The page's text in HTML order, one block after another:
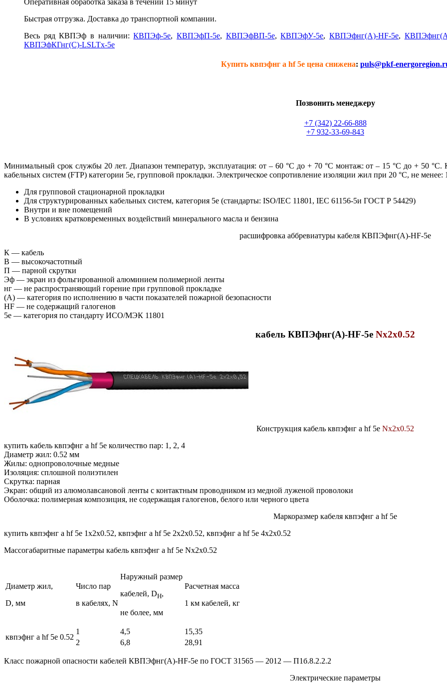
Быстрая отгрузка. Доставка до транспортной компании.
Весь ряд КВПЭф в наличии:КВПЭф-5е,КВПЭфП-5е, КВПЭфВП-5е,КВПЭфУ-5е,КВПЭфнг(А)-HF-5е,
КВПЭфКГнг(С)-LSLTx-5е
Купить квпэфнг а hf 5е цена снижена: puls@pkf-
Позвонить менеджеру
+7 (342) 22-66-888
+7 932-33-69-843
Минимальный срок службы 20 лет. Диапазон температур, эксплуатация: от – 60 °С до + 70 °С монтаж: от – 15 °С до + 50 °С.
кабельных систем (FTP) категории 5е, групповой прокладки. Электрическое сопротивление изоляции жил при 20 °C, не
Для групповой стационарной прокладки
Для структурированных кабельных систем, категория 5е (стандарты: ISO/IEC 11801, IEC 61156-5и ГОСТ Р 54429)
Внутри и вне помещений
В условиях кратковременных воздействий минерального масла и бензина
расшифровка аббревиатуры кабеля КВПЭфнг(А)-HF-5е
К — кабель
В — высокочастотный
П — парной скрутки
Эф — экран из фольгированной алюминием полимерной ленты
нг — не распространяющий горение при групповой прокладке
(А) — категория по исполнению в части показателей пожарной безопасности
HF — не содержащий галогенов
5е — категория по стандарту ИСО/МЭК 11801
кабель КВПЭфнг(А)-HF-5е Nx2x0.52
Конструкция кабель квпэфнг а hf 5е Nx2x0.52
купить кабель квпэфнг а hf 5е количество пар: 1, 2, 4
Диаметр жил: 0.52 мм
Жилы: однопроволочные медные
Изоляция: сплошной полиэтилен
Скрутка: парная
Экран: общий из алюмолавсановой ленты с контактным проводником из медной луженой проволоки
Оболочка: полимерная композиция, не содержащая галогенов, белого или черного цвета
Маркоразмер кабеля квпэфнг а hf 5е
купить квпэфнг а hf 5е 1х2х0.52, квпэфнг а hf 5е 2х2х0.52, квпэфнг а hf 5е 4х2х0.52
Массогабаритные параметры кабель квпэфнг а hf 5е Nx2x0.52
Диаметр жил,
D, мм
Число пар
в кабелях, N
Наружный размер
кабелей, DH,
не более, мм
Расчетная масса
1 км кабелей, кг
квпэфнг а hf 5е 0.52
1 4,5
15,35
2
6,8 28,91
Класс пожарной опасности кабелей КВПЭфнг(А)-HF-5e по ГОСТ 31565 — 2012 — П1б.8.2.2.2
Электрические параметры